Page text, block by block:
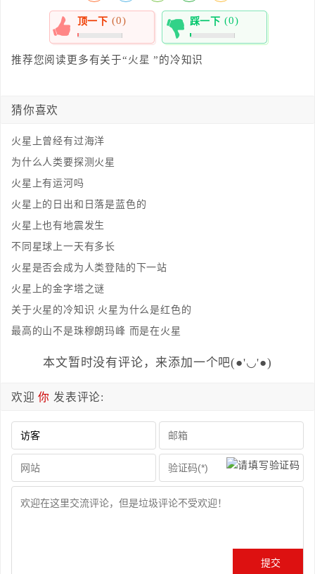
顶一下 (0)
0%
踩一下 (0)
0%
推荐您阅读更多有关于“火星 ”的冷知识
猜你喜欢
火星上曾经有过海洋
为什么人类要探测火星
火星上有运河吗
火星上的日出和日落是蓝色的
火星上也有地震发生
不同星球上一天有多长
火星是否会成为人类登陆的下一站
火星上的金字塔之谜
关于火星的冷知识 火星为什么是红色的
最高的山不是珠穆朗玛峰 而是在火星
本文暂时没有评论，来添加一个吧(●'◡'●)
欢迎你 发表评论: